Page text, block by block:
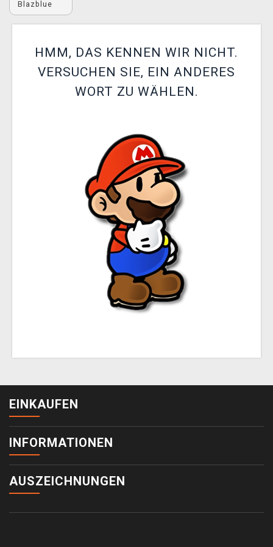
XZONE CLUB
Blazblue
HMM, DAS KENNEN WIR NICHT.
VERSUCHEN SIE, EIN ANDERES
WORT ZU WÄHLEN.
EINKAUFEN
INFORMATIONEN
AUSZEICHNUNGEN